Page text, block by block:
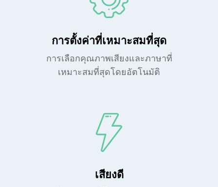
การตั้งค่าที่เหมาะสมที่สุด
การเลือกคุณภาพเสียงและภาษาที่
เหมาะสมที่สุดโดยอัตโนมัติ
เสียงดี